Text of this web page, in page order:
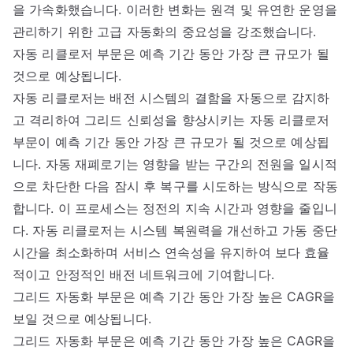
을 가속화했습니다. 이러한 변화는 원격 및 유연한 운영을
관리하기 위한 고급 자동화의 중요성을 강조했습니다.
자동 리클로저 부문은 예측 기간 동안 가장 큰 규모가 될
것으로 예상됩니다.
자동 리클로저는 배전 시스템의 결함을 자동으로 감지하
고 격리하여 그리드 신뢰성을 향상시키는 자동 리클로저
부문이 예측 기간 동안 가장 큰 규모가 될 것으로 예상됩
니다. 자동 재폐로기는 영향을 받는 구간의 전원을 일시적
으로 차단한 다음 잠시 후 복구를 시도하는 방식으로 작동
합니다. 이 프로세스는 정전의 지속 시간과 영향을 줄입니
다. 자동 리클로저는 시스템 복원력을 개선하고 가동 중단
시간을 최소화하며 서비스 연속성을 유지하여 보다 효율
적이고 안정적인 배전 네트워크에 기여합니다.
그리드 자동화 부문은 예측 기간 동안 가장 높은 CAGR을
보일 것으로 예상됩니다.
그리드 자동화 부문은 예측 기간 동안 가장 높은 CAGR을